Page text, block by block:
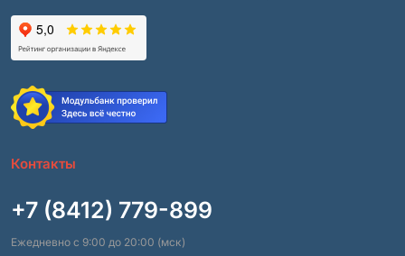
Контакты
+7 (8412) 779-899
Ежедневно с 9:00 до 20:00 (мск)